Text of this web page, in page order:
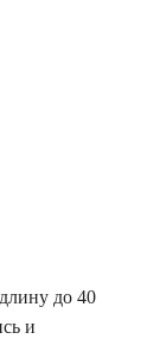
до 40
и